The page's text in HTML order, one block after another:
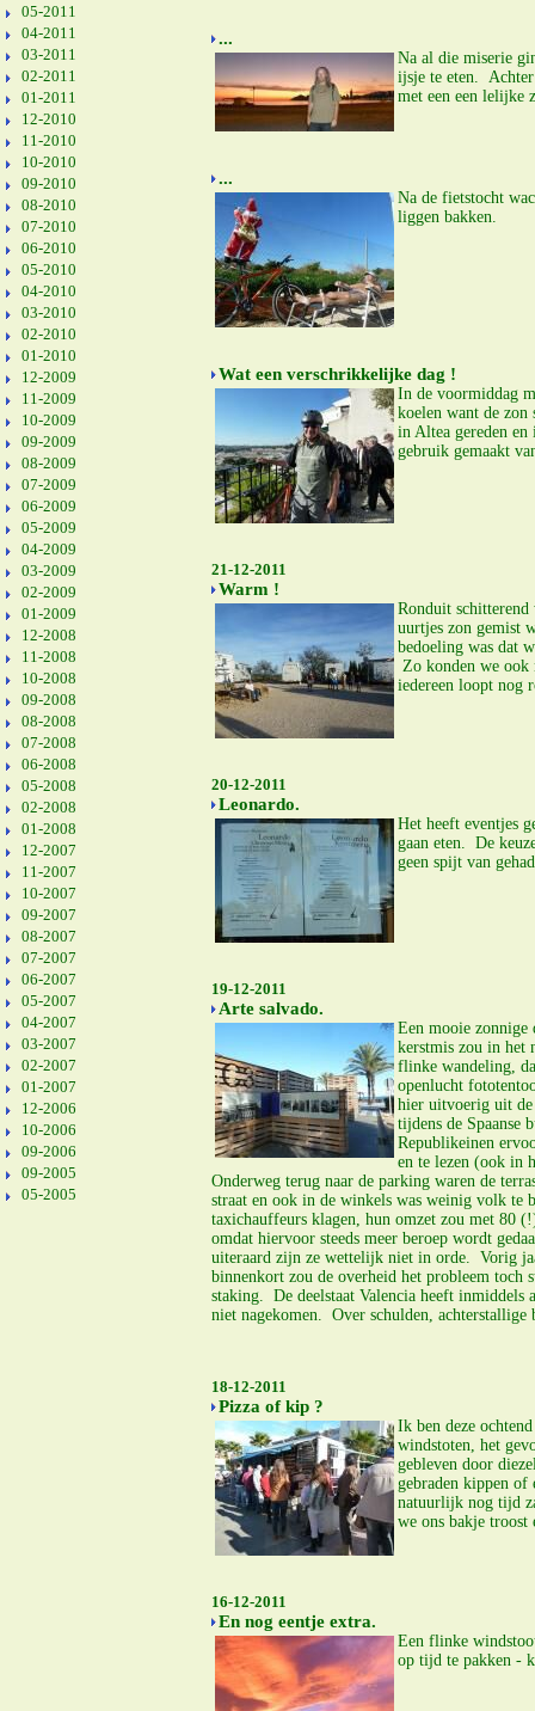
05-2011
04-2011
03-2011
02-2011
01-2011
12-2010
11-2010
10-2010
09-2010
08-2010
07-2010
06-2010
05-2010
04-2010
03-2010
02-2010
01-2010
12-2009
11-2009
10-2009
09-2009
08-2009
07-2009
06-2009
05-2009
04-2009
03-2009
02-2009
01-2009
12-2008
11-2008
10-2008
09-2008
08-2008
07-2008
06-2008
05-2008
02-2008
01-2008
12-2007
11-2007
10-2007
09-2007
08-2007
07-2007
06-2007
05-2007
04-2007
03-2007
02-2007
01-2007
12-2006
10-2006
09-2006
09-2005
05-2005
...
Na al die miserie
ijsje te eten. Achter
met een een lelijke
...
Na de fietstocht
liggen bakken.
Wat een verschrikkelijke dag !
In de voormiddag
koelen want de
in Altea gereden en
gebruik gemaakt
21-12-2011
Warm !
Ronduit schitterend
uurtjes zon gemist
bedoeling was dat
Zo konden we ook
iedereen loopt nog
20-12-2011
Leonardo.
Het heeft eventjes
gaan eten. De
geen spijt van
19-12-2011
Arte salvado.
Een mooie
kerstmis zou in het
flinke wandeling,
openlucht
hier uitvoerig uit de
tijdens de Spaanse
Republikeinen
en te lezen (ook in
Onderweg terug naar de parking waren de
straat en ook in de winkels was weinig volk te
taxichauffeurs klagen, hun omzet zou met 80
omdat hiervoor steeds meer beroep wordt
uiteraard zijn ze wettelijk niet in orde. Vorig
binnenkort zou de overheid het probleem toch
staking. De deelstaat Valencia heeft inmiddels
niet nagekomen. Over schulden,
18-12-2011
Pizza of kip ?
Ik ben deze
windstoten, het
gebleven door
gebraden kippen of
natuurlijk nog tijd
we ons bakje troost
16-12-2011
En nog eentje extra.
Een flinke
op tijd te pakken -